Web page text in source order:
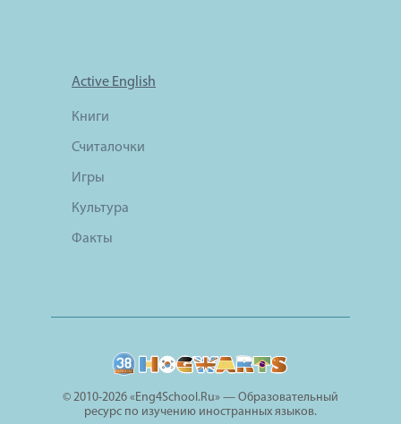
Active English
Книги
Считалочки
Игры
Культура
Факты
© 2010-2026 «Eng4School.Ru» — Образовательный
ресурс по изучению иностранных языков.